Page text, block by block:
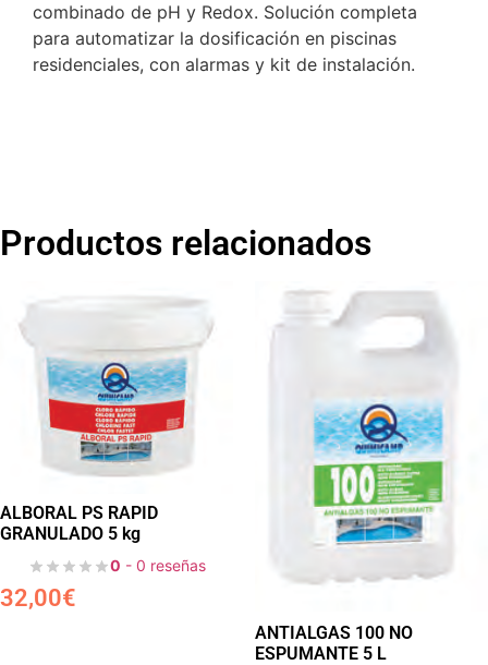
combinado de pH y Redox. Solución completa
para automatizar la dosificación en piscinas
residenciales, con alarmas y kit de instalación.
Productos relacionados
ALBORAL PS RAPID
GRANULADO 5 kg
0 - 0 reseñas
32,00€
ANTIALGAS 100 NO
ESPUMANTE 5 L